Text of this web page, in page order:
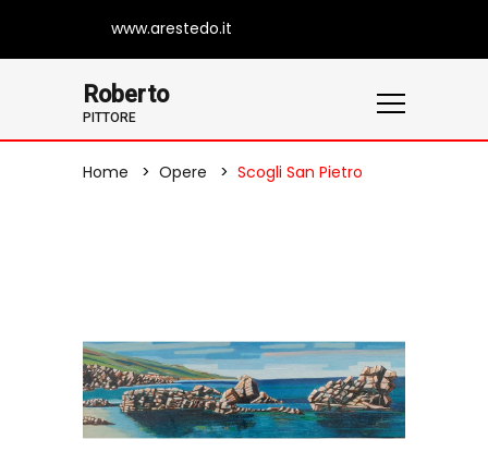
www.arestedo.it
Roberto
PITTORE
Home Opere Scogli San Pietro